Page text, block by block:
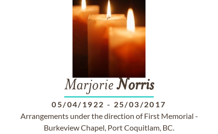
MarjorieNorris
05/04/1922 - 25/03/2017
Arrangements under the direction of First Memorial -
Burkeview Chapel, Port Coquitlam, BC.